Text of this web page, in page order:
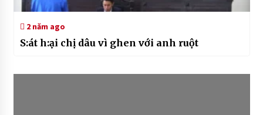
2 năm ago
S:át h:ại chị dâu vì ghen với anh ruột